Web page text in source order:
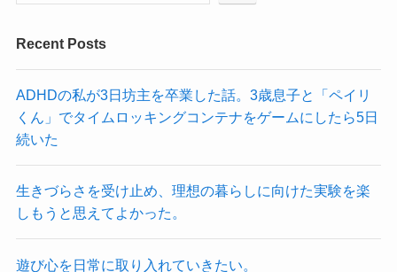
Recent Posts
ADHDの私が3日坊主を卒業した話。3歳息子と「ペイリ
くん」でタイムロッキングコンテナをゲームにしたら5日
続いた
生きづらさを受け止め、理想の暮らしに向けた実験を楽
しもうと思えてよかった。
遊び心を日常に取り入れていきたい。